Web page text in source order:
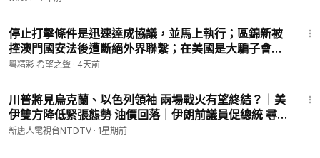
停止打擊條件是迅速達成協議，並馬上執行；區錦新被
控澳門國安法後遭斷絕外界聯繫；在美國是大騙子會大
陸卻成了名校教授 主持：石頭 【頭頭是道】
粵精彩 希望之聲 · 4天前
川普將見烏克蘭、以色列領袖 兩場戰火有望終結？｜美
伊雙方降低緊張態勢 油價回落｜伊朗前議員促總統 尋求
與美國直接對話 ｜國際新聞｜20260727(一)｜新唐人
新唐人電視台NTDTV · 1星期前